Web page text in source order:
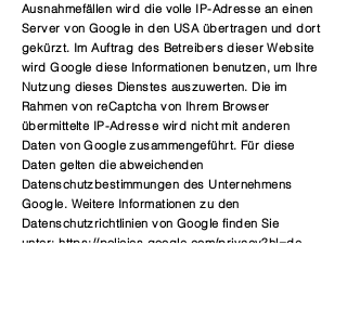
Ausnahmefällen wird die volle IP-Adresse an einen
Server von Google in den USA übertragen und dort
gekürzt. Im Auftrag des Betreibers dieser Website
wird Google diese Informationen benutzen, um Ihre
Nutzung dieses Dienstes auszuwerten. Die im
Rahmen von reCaptcha von Ihrem Browser
übermittelte IP-Adresse wird nicht mit anderen
Daten von Google zusammengeführt. Für diese
Daten gelten die abweichenden
Datenschutzbestimmungen des Unternehmens
Google. Weitere Informationen zu den
Datenschutzrichtlinien von Google finden Sie
unter:https://policies.google.com/privacy?hl=de